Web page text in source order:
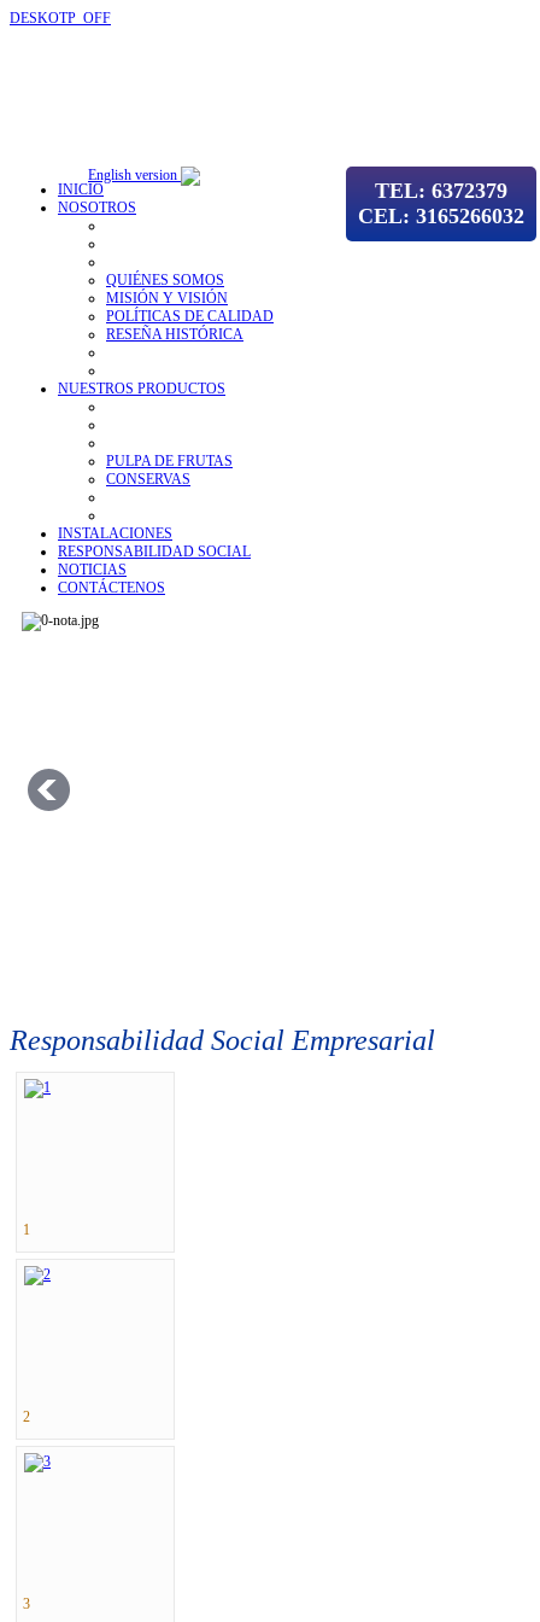
DESKOTP_OFF
English version
TEL: 6372379
CEL: 3165266032
INICIO
NOSOTROS
QUIÉNES SOMOS
MISIÓN Y VISIÓN
POLÍTICAS DE CALIDAD
RESEÑA HISTÓRICA
NUESTROS PRODUCTOS
PULPA DE FRUTAS
CONSERVAS
INSTALACIONES
RESPONSABILIDAD SOCIAL
NOTICIAS
CONTÁCTENOS
Responsabilidad Social Empresarial
1
2
3